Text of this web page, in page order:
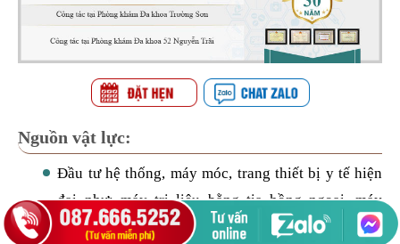
Nguồn vật lực:
Đầu tư hệ thống, máy móc, trang thiết bị y tế hiện
đại như: máy trị liệu bằng tia hồng ngoại, máy
phục hồi chức năng sinh lý, tia laser bán dẫn, đốt